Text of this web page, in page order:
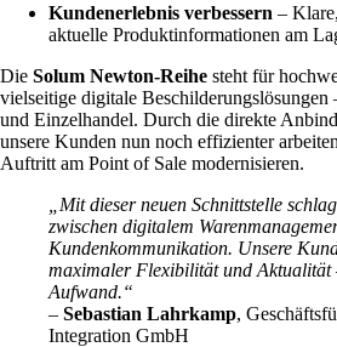
Kundenerlebnis verbessern –
aktuelle Produktinformationen am
Die Solum Newton-Reihe steht für
vielseitige digitale
und Einzelhandel. Durch die direkte
unsere Kunden nun noch effizienter
Auftritt am Point of Sale modernisieren.
„Mit dieser neuen Schnittstelle
zwischen digitalem
Kundenkommunikation. Unsere
maximaler Flexibilität und Aktualität
Aufwand.“
– Sebastian Lahrkamp,
Integration GmbH